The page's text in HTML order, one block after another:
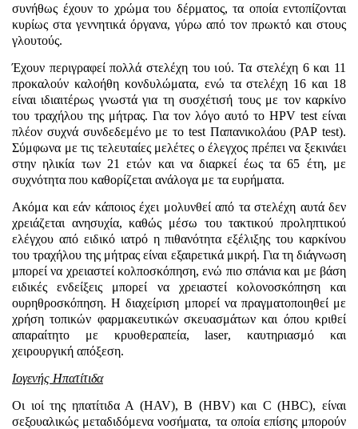
συνήθως έχουν το χρώμα του δέρματος, τα οποία εντοπίζονται
κυρίως στα γεννητικά όργανα, γύρω από τον πρωκτό και στους
γλουτούς.
Έχουν περιγραφεί πολλά στελέχη του ιού. Τα στελέχη 6 και 11
προκαλούν καλοήθη κονδυλώματα, ενώ τα στελέχη 16 και 18
είναι ιδιαιτέρως γνωστά για τη συσχέτισή τους με τον καρκίνο
του τραχήλου της μήτρας. Για τον λόγο αυτό το HPV test είναι
πλέον συχνά συνδεδεμένο με το testΠαπανικολάου (PAP test).
Σύμφωνα με τις τελευταίες μελέτες ο έλεγχος πρέπει να ξεκινάει
στην ηλικία των 21 ετών και να διαρκεί έως τα 65 έτη, με
συχνότητα που καθορίζεται ανάλογα με τα ευρήματα.
Ακόμα και εάν κάποιος έχει μολυνθεί από τα στελέχη αυτά δεν
χρειάζεται ανησυχία, καθώς μέσω του τακτικού προληπτικού
ελέγχου από ειδικό ιατρό η πιθανότητα εξέλιξης του καρκίνου
του τραχήλου της μήτρας είναι εξαιρετικά μικρή. Για τη διάγνωση
μπορεί να χρειαστεί κολποσκόπηση, ενώ πιο σπάνια και με βάση
ειδικές ενδείξεις μπορεί να χρειαστεί κολονοσκόπηση και
ουρηθροσκόπηση. Η διαχείριση μπορεί να πραγματοποιηθεί με
χρήση τοπικών φαρμακευτικών σκευασμάτων και όπου κριθεί
απαραίτητο με κρυοθεραπεία,laser, καυτηριασμό και
χειρουργική απόξεση.
Ιογενής Ηπατίτιδα
Οι ιοί της ηπατίτιδα Α (HAV),B (HBV) και C (HBC), είναι
σεξουαλικώς μεταδιδόμενα νοσήματα, τα οποία επίσης μπορούν